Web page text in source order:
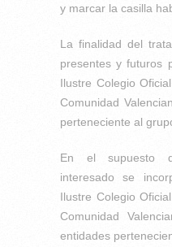
y marcar la casilla
La finalidad del
presentes y futuros
Ilustre Colegio
Comunidad
perteneciente al
En el supuesto
interesado se
Ilustre Colegio
Comunidad
entidades